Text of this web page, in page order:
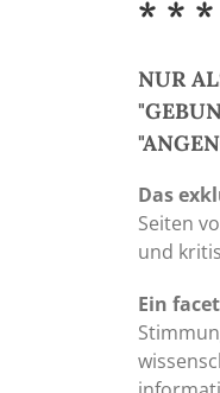
* *
NUR
Das
Seiten
und
Ein